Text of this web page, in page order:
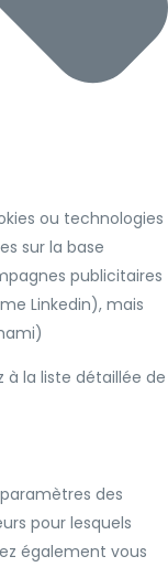
ou technologies
sur la base
publicitaires
Linkedin), mais
à la liste détaillée de
des
pour lesquels
également vous